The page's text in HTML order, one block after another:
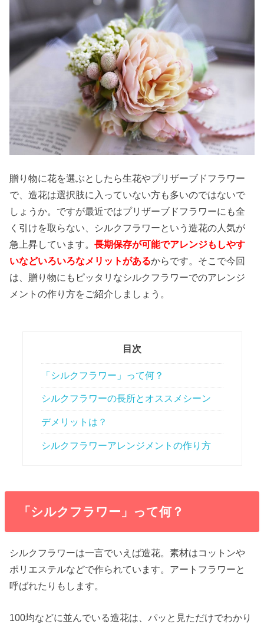
贈り物に花を選ぶとしたら生花やプリザーブドフラワー
で、造花は選択肢に入っていない方も多いのではないで
しょうか。ですが最近ではプリザーブドフラワーにも全
く引けを取らない、シルクフラワーという造花の人気が
急上昇しています。長期保存が可能でアレンジもしやす
いなどいろいろなメリットがあるからです。そこで今回
は、贈り物にもピッタリなシルクフラワーでのアレンジ
メントの作り方をご紹介しましょう。
目次
「シルクフラワー」って何？
シルクフラワーの長所とオススメシーン
デメリットは？
シルクフラワーアレンジメントの作り方
「シルクフラワー」って何？
シルクフラワーは一言でいえば造花。素材はコットンや
ポリエステルなどで作られています。アートフラワーと
呼ばれたりもします。
100均などに並んでいる造花は、パッと見ただけでわかり